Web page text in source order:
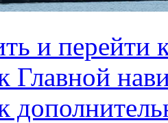
и перейти
Главной